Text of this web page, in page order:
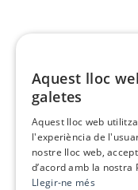
Aquest lloc
galetes
Aquest lloc web
l'experiència de
nostre lloc web,
d’acord amb la nostra
Llegir-ne més